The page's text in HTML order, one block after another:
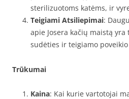
sterilizuotoms katėms, ir
Teigiami Atsiliepimai:
apie Josera kačių maistą
sudėties ir teigiamo
Trūkumai
Kaina: Kai kurie vartotojai